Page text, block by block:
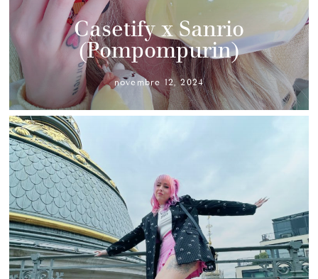
Casetify x Sanrio
(Pompompurin)
novembre 12, 2024